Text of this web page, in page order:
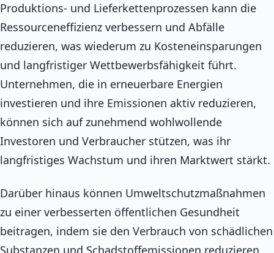
Produktions- und Lieferkettenprozessen kann die
Ressourceneffizienz verbessern und Abfälle
reduzieren, was wiederum zu Kosteneinsparungen
und langfristiger Wettbewerbsfähigkeit führt.
Unternehmen, die in erneuerbare Energien
investieren und ihre Emissionen aktiv reduzieren,
können sich auf zunehmend wohlwollende
Investoren und Verbraucher stützen, was ihr
langfristiges Wachstum und ihren Marktwert stärkt.
Darüber hinaus können Umweltschutzmaßnahmen
zu einer verbesserten öffentlichen Gesundheit
beitragen, indem sie den Verbrauch von schädlichen
Substanzen und Schadstoffemissionen reduzieren.